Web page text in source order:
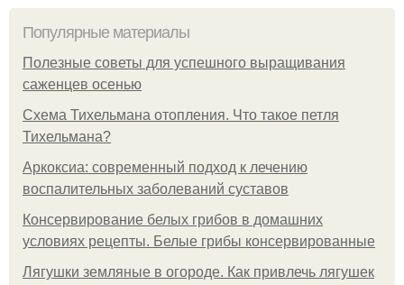
Популярные материалы
Полезные советы для успешного выращивания
саженцев осенью
Схема Тихельмана отопления. Что такое петля
Тихельмана?
Аркоксиа: современный подход к лечению
воспалительных заболеваний суставов
Консервирование белых грибов в домашних
условиях рецепты. Белые грибы консервированные
Лягушки земляные в огороде. Как привлечь лягушек